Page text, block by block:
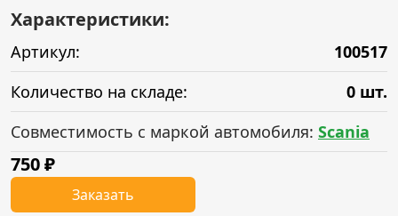
Характеристики:
Артикул:
100517
Количество на складе:
0 шт.
Совместимость с маркой автомобиля: Scania
750₽
Заказать